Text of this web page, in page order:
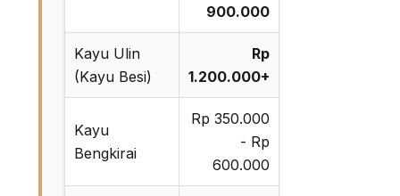
900.000
Kayu Ulin
(Kayu Besi)
Rp
1.200.000+
Kayu
Bengkirai
Rp 350.000
- Rp
600.000